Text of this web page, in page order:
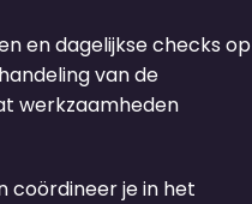
en dagelijkse checks op
van de
werkzaamheden
coördineer je in het